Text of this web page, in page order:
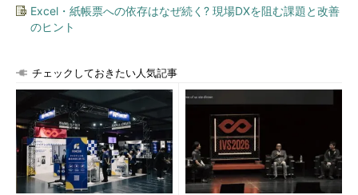
Excel・紙帳票への依存はなぜ続く? 現場DXを阻む課題と改善
のヒント
チェックしておきたい人気記事